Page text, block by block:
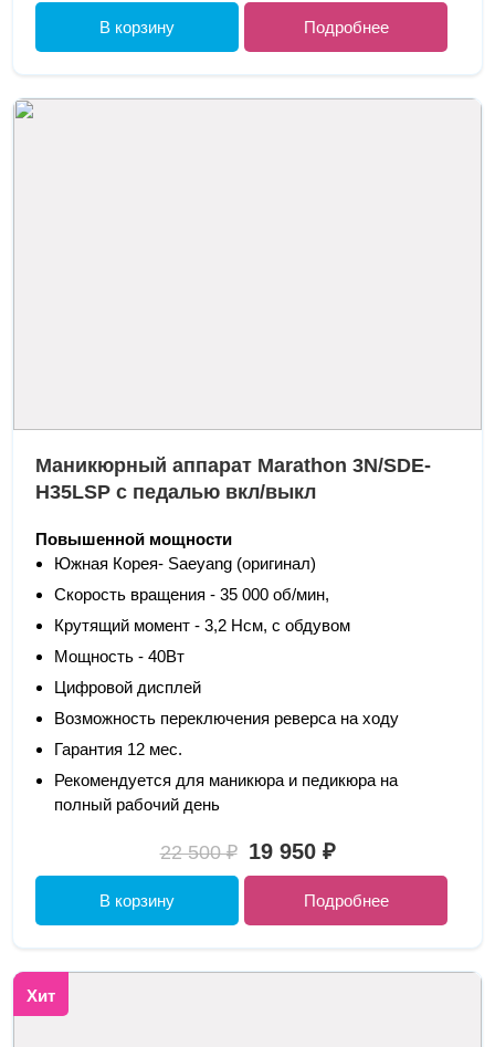
В корзину Подробнее
Маникюрный аппарат Marathon 3N/SDE-
H35LSP с педалью вкл/выкл
Повышенной мощности
Южная Корея- Saeyang (оригинал)
Скорость вращения - 35 000 об/мин,
Крутящий момент - 3,2 Нсм, с обдувом
Мощность - 40Вт
Цифровой дисплей
Возможность переключения реверса на ходу
Гарантия 12 мес.
Рекомендуется для маникюра и педикюра на
полный рабочий день
22 500 ₽ 19 950 ₽
В корзину Подробнее
Хит